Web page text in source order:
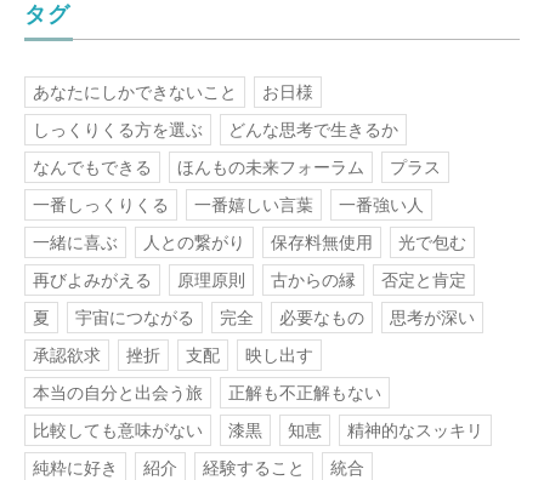
タグ
あなたにしかできないこと
お日様
しっくりくる方を選ぶ
どんな思考で生きるか
なんでもできる
ほんもの未来フォーラム
プラス
一番しっくりくる
一番嬉しい言葉
一番強い人
一緒に喜ぶ
人との繋がり 保存料無使用
光で包む
再びよみがえる
原理原則 古からの縁
否定と肯定
夏
宇宙につながる 完全 必要なもの
思考が深い
承認欲求
挫折 支配
映し出す
本当の自分と出会う旅
正解も不正解もない
比較しても意味がない
漆黒 知恵
精神的なスッキリ
純粋に好き
紹介 経験すること
統合